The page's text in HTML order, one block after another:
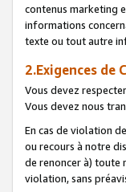
contenus marketing
informations
texte ou tout autre
2.Exigences
Vous devez
Vous devez nous
En cas de violation
ou recours à notre
de renoncer à) toute
violation, sans